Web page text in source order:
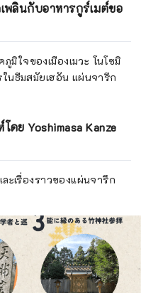
พลินกับอาหารกูร์เมต์ขอ
ใจของเมืองเมวะ โนโซมิ
นธีมสมัยเฮอัน แผ่นจารึก
ย Yoshimasa Kanze
ะเรื่องราวของแผ่นจารึก